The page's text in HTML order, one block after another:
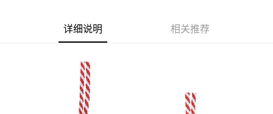
全家取貨付款
每笔NT$65，满NT$1,300(含以上)免运费
详细说明 相关推荐